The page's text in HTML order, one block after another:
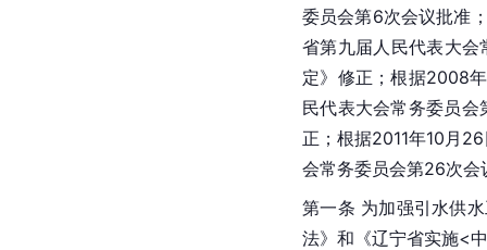
委员会第6次会议批准
省第九届人民代表大
定》修正；根据2008
民代表大会常务委员
正；根据2011年10月
会常务委员会第26次会
第一条 为加强引水供
法》和《辽宁省实施<